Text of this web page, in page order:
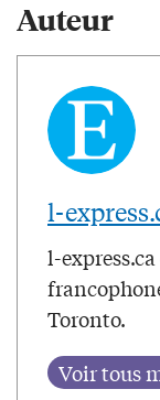
Auteur
l-
l-
Toronto.